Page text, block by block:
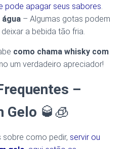
pode apagar seus sabores.
água – Algumas gotas podem
a bebida tão fria.
como chama whisky com
um verdadeiro apreciador!
–
Gelo 🥃🧊
sobre como pedir, servir ou